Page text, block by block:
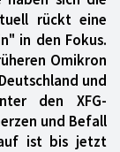
rückt eine
in den Fokus.
Omikron
und
den XFG-
und Befall
ist bis jetzt